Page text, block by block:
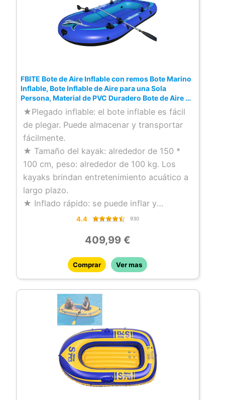
FBITE Bote de Aire Inflable con remos Bote Marino
Inflable, Bote Inflable de Aire para una Sola
Persona, Material de PVC Duradero Bote de Aire de
Pesca a la Deriva Capacidad de 100 kg
★Plegado inflable: el bote inflable es fácil
de plegar. Puede almacenar y transportar
fácilmente.
★ Tamaño del kayak: alrededor de 150 *
100 cm, peso: alrededor de 100 kg. Los
kayaks brindan entretenimiento acuático a
largo plazo.
★ Inflado rápido: se puede inflar y
desinflar rápidamente, lo que le permite
agua. Es un buen compañero para sus
vacaciones con familiares y amigos.
★ Amplio ámbito de aplicación: muy
adecuado para lagos, pesca, costas,
rafting al aire libre, pesca, turismo,
actividades entre padres e hijos, etc.
★Alta calidad: hecho de material de PVC
resistente de alta calidad, grosor de 0,1
cm, resistente al desgarro y al desgaste.
Alta resistencia, no es fácil de dañar.
4.4 930
409,99 €
Comprar Ver mas